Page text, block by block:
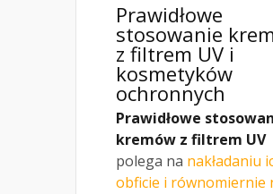
Prawidłowe
stosowanie
z filtrem UV i
kosmetyków
ochronnych
Prawidłowe
kremów z filtrem UV
polega na nakładaniu
obficie i równomiernie